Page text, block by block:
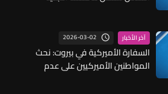
آخر الأخبار 2026-03-02
السفارة الأميركية في بيروت: نحث
المواطنين الأميركيين على عدم